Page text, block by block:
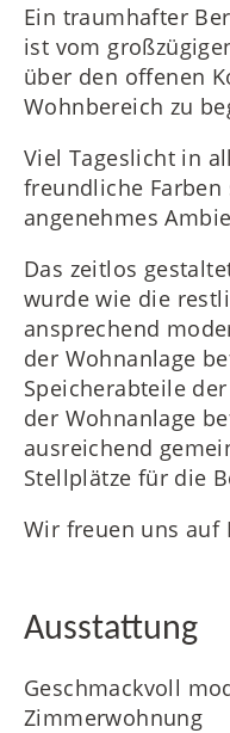
Ein traumhafter
ist vom
über den offenen
Wohnbereich zu
Viel Tageslicht in
freundliche
angenehmes
Das zeitlos
wurde wie die
ansprechend
der Wohnanlage
Speicherabteile
der Wohnanlage
ausreichend
Stellplätze für die
Wir freuen uns auf
Ausstattung
Geschmackvoll
Zimmerwohnung